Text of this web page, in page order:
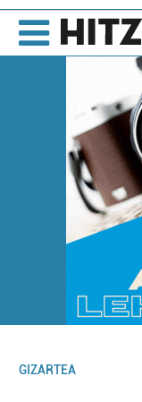
GIZARTEA